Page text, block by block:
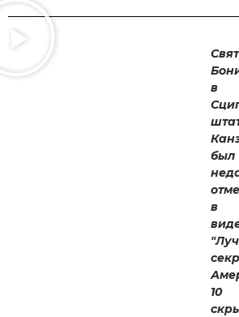
в
был
в
10